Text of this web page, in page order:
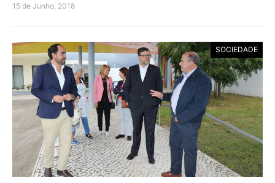
15 de Junho, 2018
SOCIEDADE